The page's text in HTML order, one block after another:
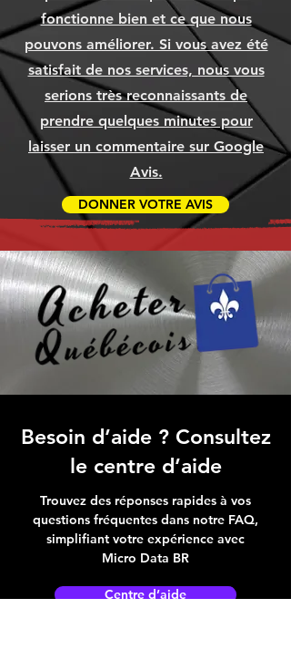
Ajouter au panier
Ajouter au panier
Ajouter au panier
Ajouter au panier
Ajouter au panier
Prix
79,99 $
Ajouter au panier
Prix
79,99 $
Ajouter au panier
Ajouter au panier
Ajouter au panier
Prix
1 049,99 $
Ajouter au panier
Ajouter au panier
Ajouter au panier
fonctionne bien et ce que nous
pouvons améliorer. Si vous avez été
satisfait de nos services, nous vous
serions très reconnaissants de
prendre quelques minutes pour
laisser un commentaire sur Google
Avis.
DONNER VOTRE AVIS
Besoin d’aide ? Consultez
le centre d’aide
Trouvez des réponses rapides à vos
questions fréquentes dans notre FAQ,
simplifiant votre expérience avec
Micro Data BR
Centre d’aide